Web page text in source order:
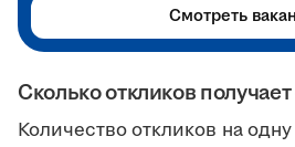
Сколько откликов
Количество откликов на
Смотреть